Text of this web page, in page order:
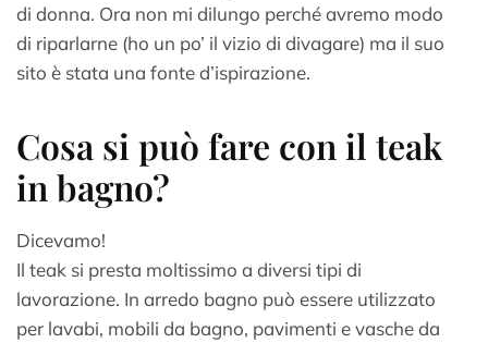
di donna. Ora non mi dilungo perché avremo modo
di riparlarne (ho un po’ il vizio di divagare) ma il suo
sito è stata una fonte d’ispirazione.
Cosa si può fare con il teak
in bagno?
Dicevamo!
Il teak si presta moltissimo a diversi tipi di
lavorazione. In arredo bagno può essere utilizzato
per lavabi, mobili da bagno, pavimenti e vasche da